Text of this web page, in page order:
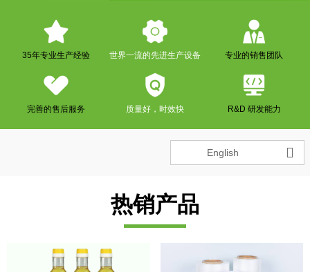
35年专业生产经验 世界一流的先进生产设备 专业的销售团队
完善的售后服务 质量好，时效快 R&D 研发能力
English 
热销产品